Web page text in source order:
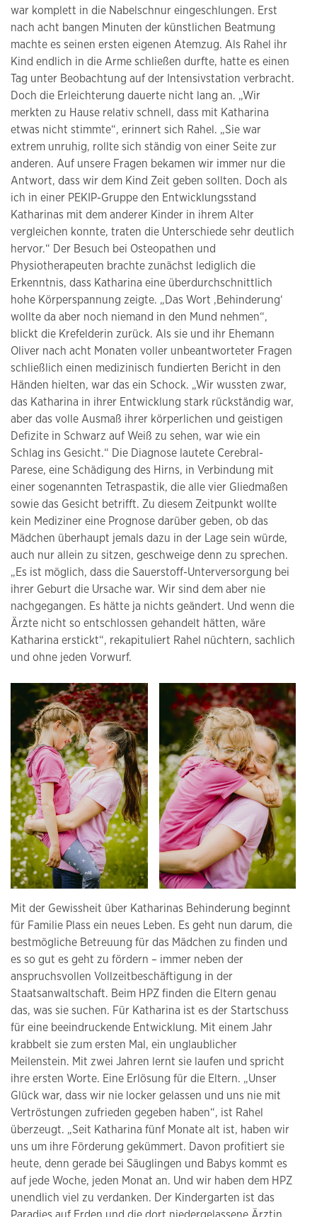
war komplett in die Nabelschnur eingeschlungen. Erst
nach acht bangen Minuten der künstlichen Beatmung
machte es seinen ersten eigenen Atemzug. Als Rahel ihr
Kind endlich in die Arme schließen durfte, hatte es einen
Tag unter Beobachtung auf der Intensivstation verbracht.
Doch die Erleichterung dauerte nicht lang an. „Wir
merkten zu Hause relativ schnell, dass mit Katharina
etwas nicht stimmte“, erinnert sich Rahel. „Sie war
extrem unruhig, rollte sich ständig von einer Seite zur
anderen. Auf unsere Fragen bekamen wir immer nur die
Antwort, dass wir dem Kind Zeit geben sollten. Doch als
ich in einer PEKIP-Gruppe den Entwicklungsstand
Katharinas mit dem anderer Kinder in ihrem Alter
vergleichen konnte, traten die Unterschiede sehr deutlich
hervor.“ Der Besuch bei Osteopathen und
Physiotherapeuten brachte zunächst lediglich die
Erkenntnis, dass Katharina eine überdurchschnittlich
hohe Körperspannung zeigte. „Das Wort ,Behinderung‘
wollte da aber noch niemand in den Mund nehmen“,
blickt die Krefelderin zurück. Als sie und ihr Ehemann
Oliver nach acht Monaten voller unbeantworteter Fragen
schließlich einen medizinisch fundierten Bericht in den
Händen hielten, war das ein Schock. „Wir wussten zwar,
das Katharina in ihrer Entwicklung stark rückständig war,
aber das volle Ausmaß ihrer körperlichen und geistigen
Defizite in Schwarz auf Weiß zu sehen, war wie ein
Schlag ins Gesicht.“ Die Diagnose lautete Cerebral-
Parese, eine Schädigung des Hirns, in Verbindung mit
einer sogenannten Tetraspastik, die alle vier Gliedmaßen
sowie das Gesicht betrifft. Zu diesem Zeitpunkt wollte
kein Mediziner eine Prognose darüber geben, ob das
Mädchen überhaupt jemals dazu in der Lage sein würde,
auch nur allein zu sitzen, geschweige denn zu sprechen.
„Es ist möglich, dass die Sauerstoff-Unterversorgung bei
ihrer Geburt die Ursache war. Wir sind dem aber nie
nachgegangen. Es hätte ja nichts geändert. Und wenn die
Ärzte nicht so entschlossen gehandelt hätten, wäre
Katharina erstickt“, rekapituliert Rahel nüchtern, sachlich
und ohne jeden Vorwurf.
Mit der Gewissheit über Katharinas Behinderung beginnt
für Familie Plass ein neues Leben. Es geht nun darum, die
bestmögliche Betreuung für das Mädchen zu finden und
es so gut es geht zu fördern – immer neben der
anspruchsvollen Vollzeitbeschäftigung in der
Staatsanwaltschaft. Beim HPZ finden die Eltern genau
das, was sie suchen. Für Katharina ist es der Startschuss
für eine beeindruckende Entwicklung. Mit einem Jahr
krabbelt sie zum ersten Mal, ein unglaublicher
Meilenstein. Mit zwei Jahren lernt sie laufen und spricht
ihre ersten Worte. Eine Erlösung für die Eltern. „Unser
Glück war, dass wir nie locker gelassen und uns nie mit
Vertröstungen zufrieden gegeben haben“, ist Rahel
überzeugt. „Seit Katharina fünf Monate alt ist, haben wir
uns um ihre Förderung gekümmert. Davon profitiert sie
heute, denn gerade bei Säuglingen und Babys kommt es
auf jede Woche, jeden Monat an. Und wir haben dem HPZ
unendlich viel zu verdanken. Der Kindergarten ist das
Paradies auf Erden und die dort niedergelassene Ärztin